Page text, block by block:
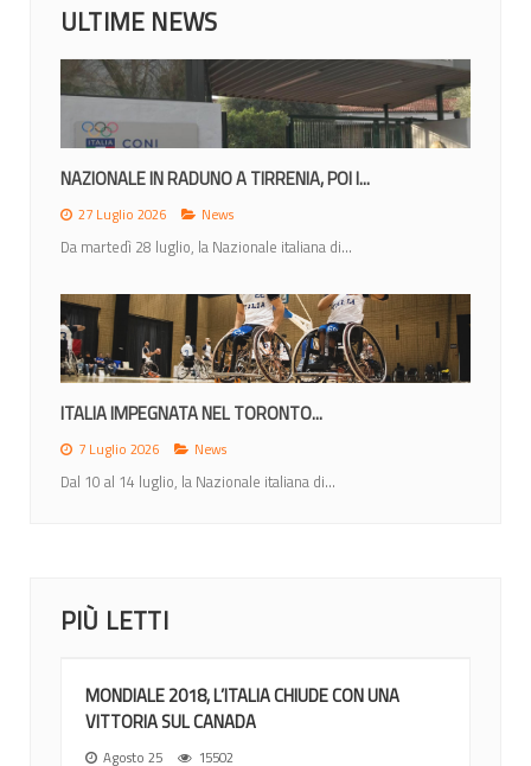
ULTIME NEWS
MONDIALI 2026: IL CALENDARIO DEGLI...
23 Giugno 2026 News
Lunedì 22 giugno la IWBF (International Weechair...
MONDIALI 2026: ITALIA NEL GRUPPO A CON...
12 Giugno 2026 News
Nel sorteggio di Ottawa gli azzurri inseriti nel gruppo di...
PIÙ LETTI
MONDIALE 2018, L’ITALIA CHIUDE CON UNA
VITTORIA SUL CANADA
Agosto 25 15502